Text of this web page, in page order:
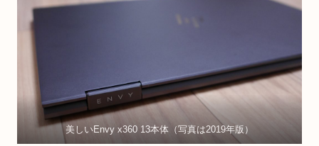
美しいEnvy x360 13本体（写真は2019年版）